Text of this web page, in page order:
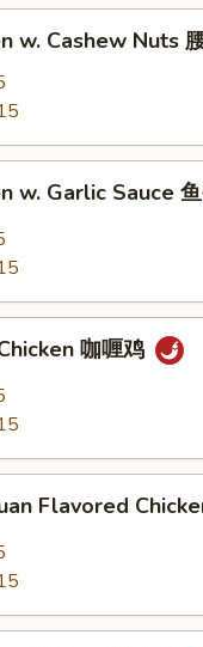
w. Cashew Nuts
w. Garlic Sauce
咖喱鸡
Flavored